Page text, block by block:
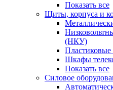
Показать все
Щиты, корпуса и
(НКУ)
Шкафы
Показать все
Силовое